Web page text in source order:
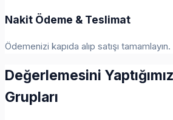
Nakit Ödeme & Teslimat
Ödemenizi kapıda alıp satışı tamamlayın.
Değerlemesini
Grupları